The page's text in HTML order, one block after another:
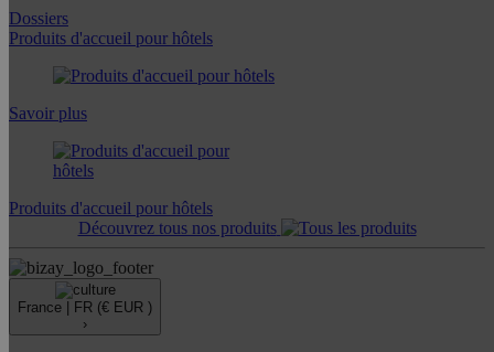
Dossiers
Produits d'accueil pour hôtels
Savoir plus
Produits d'accueil pour hôtels
Découvrez tous nos produits
France | FR (€ EUR )
›